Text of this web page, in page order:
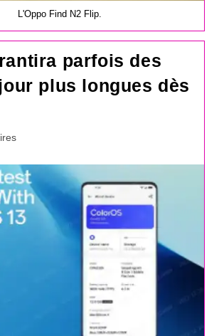
L'Oppo Find N2 Flip.
parfois des
plus longues dès